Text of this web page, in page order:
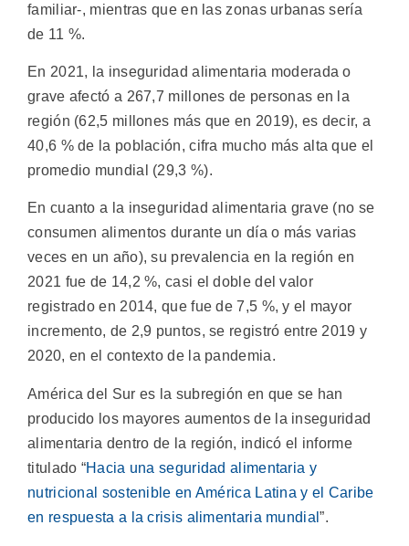
familiar-, mientras que en las zonas urbanas sería
de 11 %.
En 2021, la inseguridad alimentaria moderada o
grave afectó a 267,7 millones de personas en la
región (62,5 millones más que en 2019), es decir, a
40,6 % de la población, cifra mucho más alta que el
promedio mundial (29,3 %).
En cuanto a la inseguridad alimentaria grave (no se
consumen alimentos durante un día o más varias
veces en un año), su prevalencia en la región en
2021 fue de 14,2 %, casi el doble del valor
registrado en 2014, que fue de 7,5 %, y el mayor
incremento, de 2,9 puntos, se registró entre 2019 y
2020, en el contexto de la pandemia.
América del Sur es la subregión en que se han
producido los mayores aumentos de la inseguridad
alimentaria dentro de la región, indicó el informe
titulado “Hacia una seguridad alimentaria y
nutricional sostenible en América Latina y el Caribe
en respuesta a la crisis alimentaria mundial”.